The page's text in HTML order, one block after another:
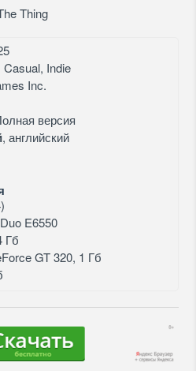
Thing
Indie
Inc.
версия
, английский
E6550
Гб
GT 320, 1 Гб